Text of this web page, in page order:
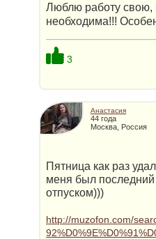
Люблю работу свою,
необходима!!!
3
Анастасия
44 года
Москва, Россия
Пятница как раз
меня был
отпуском)))
http://muzofon.com/